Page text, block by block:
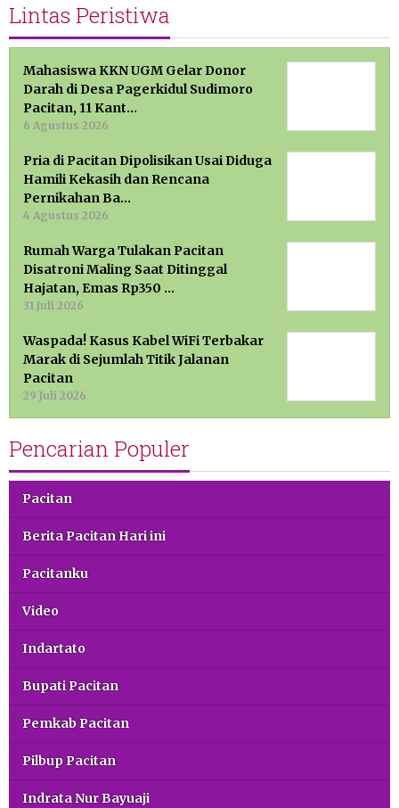
Lintas Peristiwa
Mahasiswa KKN UGM Gelar Donor
Darah di Desa Pagerkidul Sudimoro
Pacitan, 11 Kant…
6 Agustus 2026
Pria di Pacitan Dipolisikan Usai Diduga
Hamili Kekasih dan Rencana
Pernikahan Ba…
4 Agustus 2026
Rumah Warga Tulakan Pacitan
Disatroni Maling Saat Ditinggal
Hajatan, Emas Rp350 …
31 Juli 2026
Waspada! Kasus Kabel WiFi Terbakar
Marak di Sejumlah Titik Jalanan
Pacitan
29 Juli 2026
Pencarian Populer
Pacitan
Berita Pacitan Hari ini
Pacitanku
Video
Indartato
Bupati Pacitan
Pemkab Pacitan
Pilbup Pacitan
Indrata Nur Bayuaji